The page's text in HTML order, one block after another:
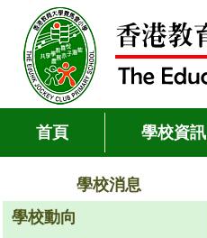
首頁 學校資訊
學校消息
學校動向